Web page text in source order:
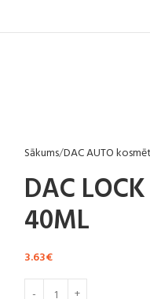
Sākums DAC AUTO
DAC
40ML
3.63€